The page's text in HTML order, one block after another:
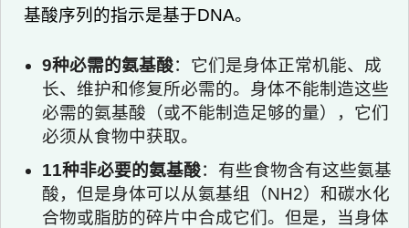
基酸序列的指示是基于DNA。
9种必需的氨基酸：它们是身体正常机能、成
长、维护和修复所必需的。身体不能制造这些
必需的氨基酸（或不能制造足够的量），它们
必须从食物中获取。
11种非必要的氨基酸：有些食物含有这些氨基
酸，但是身体可以从氨基组（NH2）和碳水化
合物或脂肪的碎片中合成它们。但是，当身体